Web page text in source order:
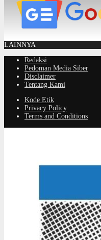
LAINNYA
Redaksi
Pedoman Media Siber
Disclaimer
Tentang Kami
Kode Etik
Privacy Policy
Terms and Conditions